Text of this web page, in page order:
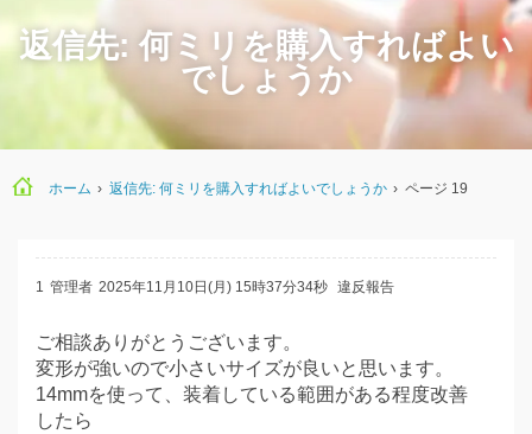
ホーム シェア 掲示板 検索
返信先: 何ミリを購入すればよい
でしょうか
ホーム › 返信先: 何ミリを購入すればよいでしょうか › ページ 19
1 管理者 2025年11月10日(月) 15時37分34秒 違反報告
ご相談ありがとうございます。
変形が強いので小さいサイズが良いと思います。
14mmを使って、装着している範囲がある程度改善
したら